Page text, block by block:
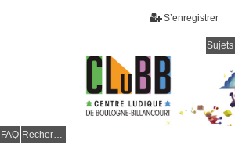
S’enregistrer
FAQ Rechercher